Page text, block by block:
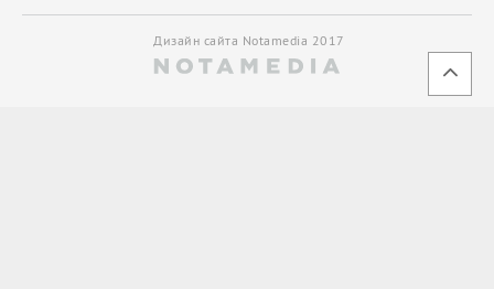
Дизайн сайта Notamedia 2017